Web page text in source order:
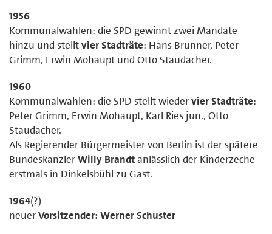
1956
Kommunalwahlen: die SPD gewinnt zwei Mandate
hinzu und stelltvier Stadträte: Hans Brunner, Peter
Grimm, Erwin Mohaupt und Otto Staudacher.
1960
Kommunalwahlen: die SPD stellt wiedervier Stadträte:
Peter Grimm, Erwin Mohaupt, Karl Ries jun., Otto
Staudacher.
Als Regierender Bürgermeister von Berlin ist der spätere
BundeskanzlerWilly Brandtanlässlich der Kinderzeche
erstmals in Dinkelsbühl zu Gast.
1964(?)
neuerVorsitzender: Werner Schuster